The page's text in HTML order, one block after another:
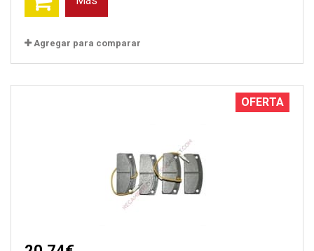
Agregar para comparar
OFERTA